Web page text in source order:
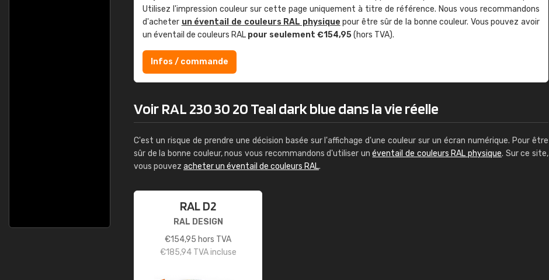
Utilisez l'impression couleur sur cette page uniquement à titre de référence. Nous vous recommandons
d'acheter un éventail de couleurs RAL physique pour être sûr de la bonne couleur. Vous pouvez avoir
un éventail de couleurs RAL pour seulement €154,95(hors TVA).
Infos / commande
Voir RAL 230 30 20 Teal dark blue dans la vie réelle
C'est un risque de prendre une décision basée sur l'affichage d'une couleur sur un écran numérique. Pour être
sûr de la bonne couleur, nous vous recommandons d'utiliser unéventail de couleurs RAL physique. Sur ce site,
vous pouvez acheter un éventail de couleurs RAL.
RAL D2
RAL DESIGN
€154,95 hors TVA
€185,94TVA incluse
Guillaume Euvrard